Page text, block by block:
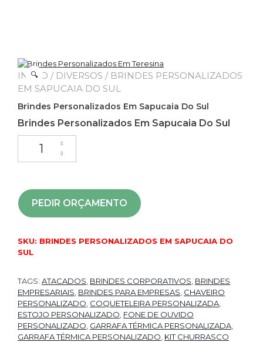
🔍
INÍCIO / DIVERSOS / BRINDES PERSONALIZADOS
EM SAPUCAIA DO SUL
Brindes Personalizados Em Sapucaia Do Sul
Brindes Personalizados Em Sapucaia Do Sul
PEDIR ORÇAMENTO
SKU: BRINDES PERSONALIZADOS EM SAPUCAIA DO
SUL
TAGS: ATACADOS BRINDES CORPORATIVOS BRINDES
EMPRESARIAIS BRINDES PARA EMPRESAS CHAVEIRO
PERSONALIZADO COQUETELEIRA PERSONALIZADA
ESTOJO PERSONALIZADO FONE DE OUVIDO
PERSONALIZADO GARRAFA TÉRMICA PERSONALIZADA
GARRAFA TÉRMICA PERSONALIZADO KIT CHURRASCO